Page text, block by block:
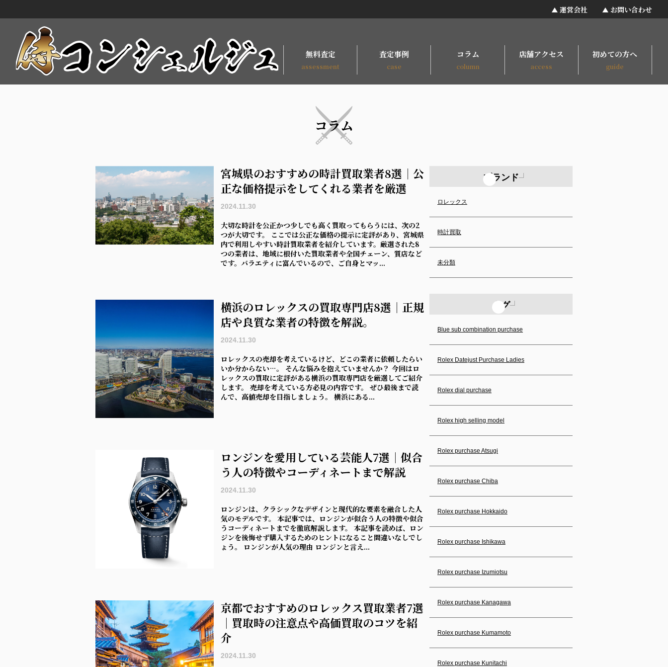
運営会社 お問い合わせ
無料査定
assessment
査定事例
case
コラム
column
店舗アクセス
access
初めての方へ
guide
コラム
宮城県のおすすめの時計買取業者8選｜公
正な価格提示をしてくれる業者を厳選
2024.11.30
大切な時計を公正かつ少しでも高く買取ってもらうには、次の2
つが大切です。 ここでは公正な価格の提示に定評があり、宮城県
内で利用しやすい時計買取業者を紹介しています。厳選された8
つの業者は、地域に根付いた買取業者や全国チェーン、質店など
です。バラエティに富んでいるので、ご自身とマッ...
横浜のロレックスの買取専門店8選｜正規
店や良質な業者の特徴を解説。
2024.11.30
ロレックスの売却を考えているけど、どこの業者に依頼したらい
いか分からない…。 そんな悩みを抱えていませんか？ 今回はロ
レックスの買取に定評がある横浜の買取専門店を厳選してご紹介
します。 売却を考えている方必見の内容です。 ぜひ最後まで読
んで、高値売却を目指しましょう。 横浜にある...
ロンジンを愛用している芸能人7選｜似合
う人の特徴やコーディネートまで解説
2024.11.30
ロンジンは、クラシックなデザインと現代的な要素を融合した人
気のモデルです。 本記事では、ロンジンが似合う人の特徴や似合
うコーディネートまでを徹底解説します。 本記事を読めば、ロン
ジンを後悔せず購入するためのヒントになること間違いなしでし
ょう。 ロンジンが人気の理由 ロンジンと言え...
京都でおすすめのロレックス買取業者7選
｜買取時の注意点や高価買取のコツを紹
介
2024.11.30
ブランド
ロレックス
時計買取
未分類
タグ
Blue sub combination purchase
Rolex Datejust Purchase Ladies
Rolex dial purchase
Rolex high selling model
Rolex purchase Atsugi
Rolex purchase Chiba
Rolex purchase Hokkaido
Rolex purchase Ishikawa
Rolex purchase Izumiotsu
Rolex purchase Kanagawa
Rolex purchase Kumamoto
Rolex purchase Kunitachi